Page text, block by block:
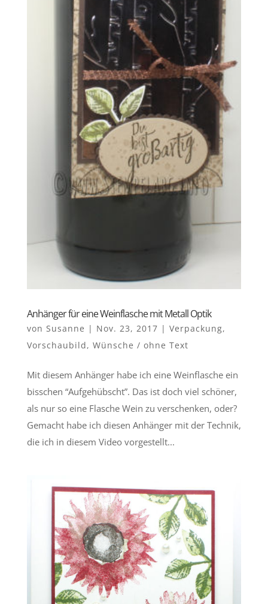
Anhänger für eine Weinflasche mit Metall Optik
von Susanne | Nov. 23, 2017 | Verpackung,
Vorschaubild, Wünsche / ohne Text
Mit diesem Anhänger habe ich eine Weinflasche ein
bisschen “Aufgehübscht”. Das ist doch viel schöner,
als nur so eine Flasche Wein zu verschenken, oder?
Gemacht habe ich diesen Anhänger mit der Technik,
die ich in diesem Video vorgestellt...